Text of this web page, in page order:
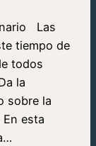
Las
tiempo de
todos
la
sobre la
esta